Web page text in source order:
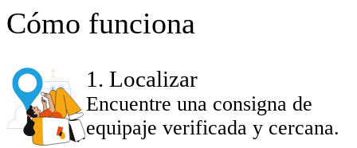
Cómo funciona
1 . Localizar
Encuentre una consigna de
equipaje verificada y cercana.